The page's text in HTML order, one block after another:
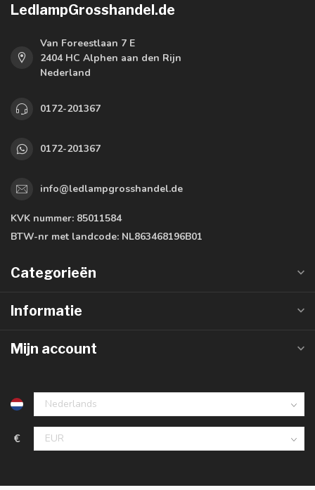
LedlampGrosshandel.de
Van Foreestlaan 7 E
2404 HC Alphen aan den Rijn
Nederland
0172-201367
0172-201367
info@ledlampgrosshandel.de
KVK nummer: 85011584
BTW-nr met landcode: NL863468196B01
Categorieën
Informatie
Mijn account
€